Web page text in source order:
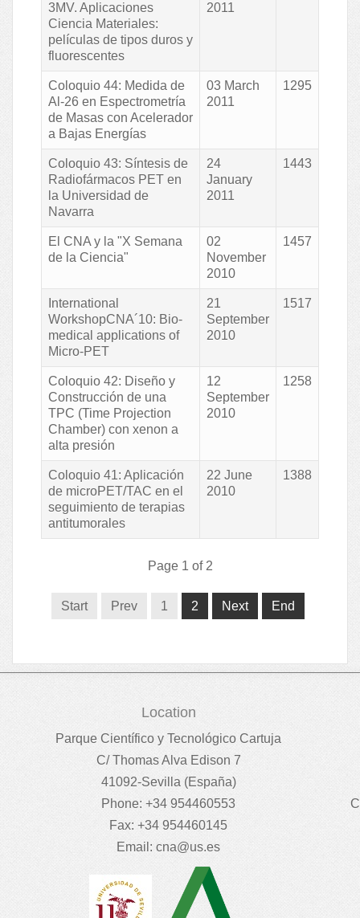
3MV. Aplicaciones
Ciencia Materiales:
películas de tipos duros y
fluorescentes
2011
Coloquio 44: Medida de
Al-26 en Espectrometría
de Masas con Acelerador
a Bajas Energías
03 March
2011
1295
Coloquio 43: Síntesis de
Radiofármacos PET en
la Universidad de
Navarra
24
January
2011
1443
El CNA y la "X Semana
de la Ciencia"
02
November
2010
1457
International
WorkshopCNA´10: Bio-
medical applications of
Micro-PET
21
September
2010
1517
Coloquio 42: Diseño y
Construcción de una
TPC (Time Projection
Chamber) con xenon a
alta presión
12
September
2010
1258
Coloquio 41: Aplicación
de microPET/TAC en el
seguimiento de terapias
antitumorales
22 June
2010
1388
Page 1 of 2
Start Prev 1 2 Next End
Location
Parque Científico y Tecnológico Cartuja
C/ Thomas Alva Edison 7
41092-Sevilla (España)
Phone: +34 954460553
Fax: +34 954460145
Email: cna@us.es